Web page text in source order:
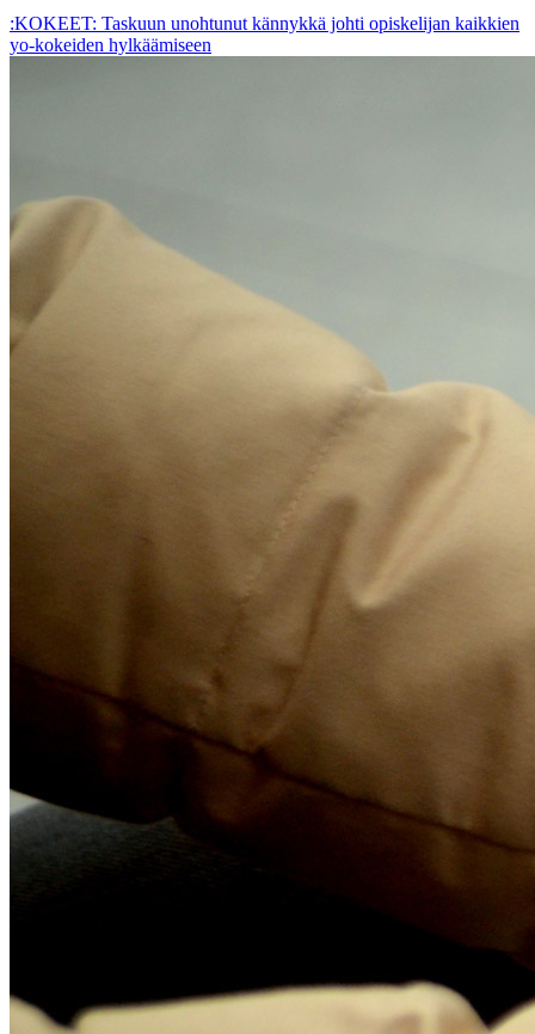
:KOKEET: Taskuun unohtunut kännykkä johti opiskelijan kaikkien
yo-kokeiden hylkäämiseen